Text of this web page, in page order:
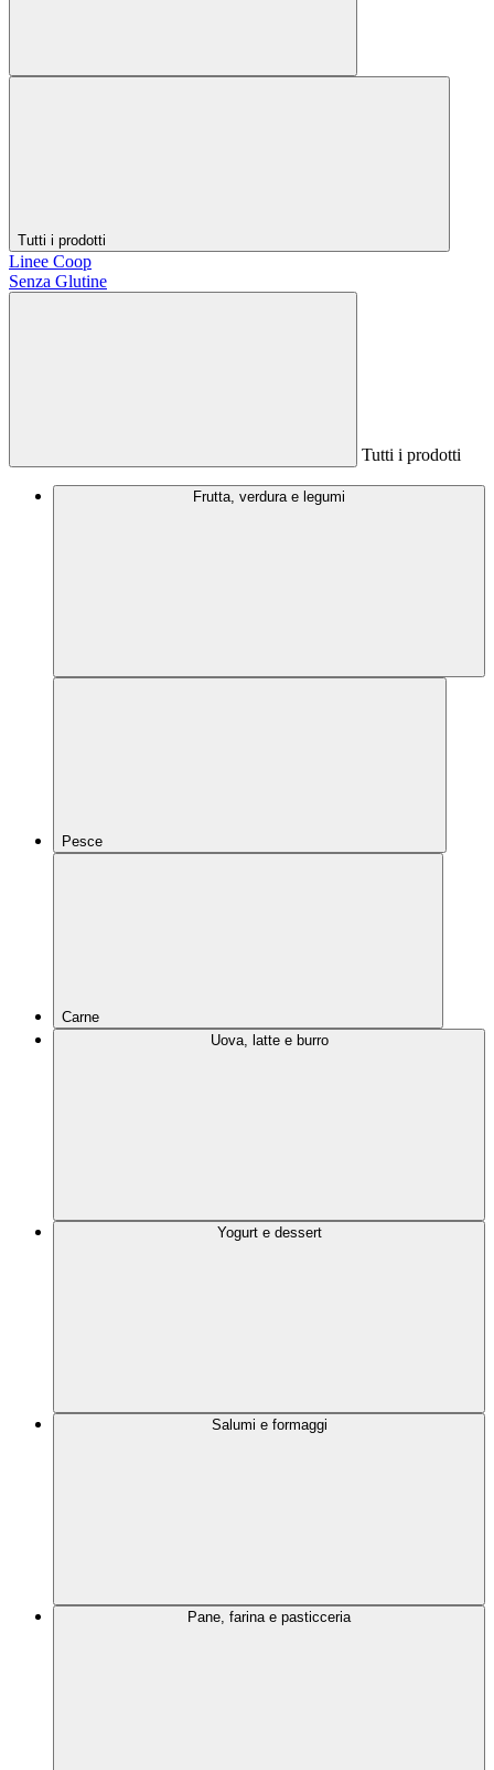
Tutti i prodotti
Linee Coop
Senza Glutine
Tutti i prodotti
Frutta, verdura e legumi
Pesce
Carne
Uova, latte e burro
Yogurt e dessert
Salumi e formaggi
Pane, farina e pasticceria